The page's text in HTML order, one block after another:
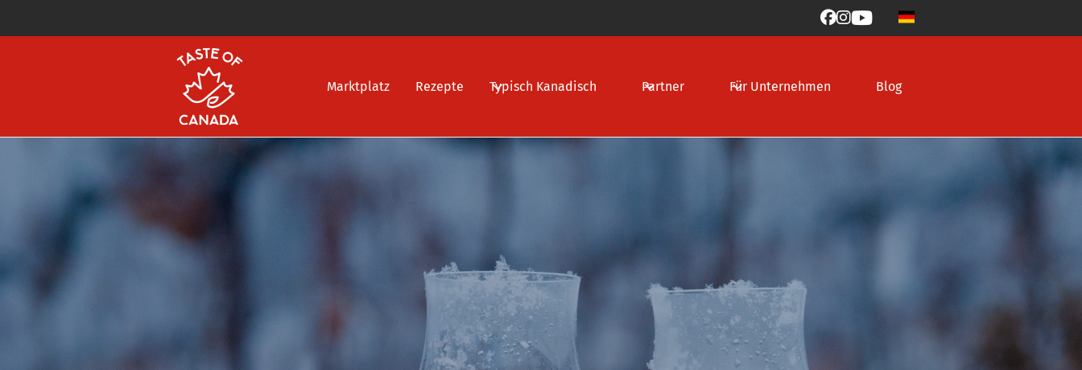

Marktplatz Rezepte Typisch Kanadisch Partner Für Unternehmen Blog